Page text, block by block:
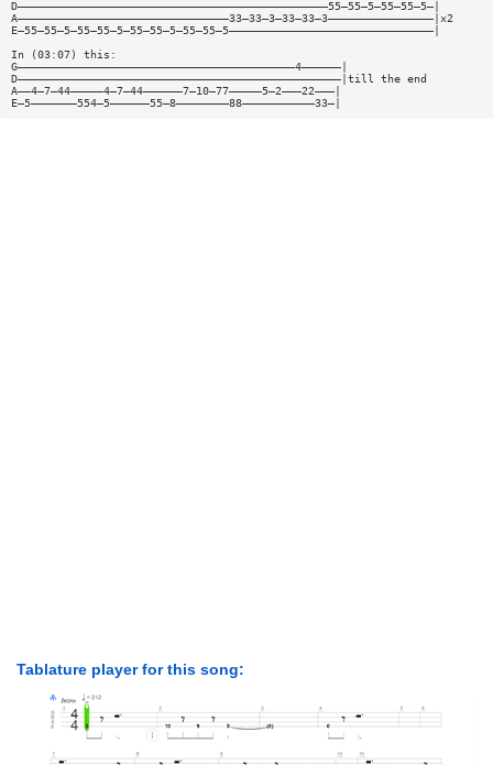
D———————————————————————————————————————————————55—55—5—55—55—5—|
A————————————————————————————————33—33—3—33—33—3————————————————|x2
E—55—55—5—55—55—5—55—55—5—55—55—5———————————————————————————————|
In (03:07) this:
G——————————————————————————————————————————4——————|
D—————————————————————————————————————————————————|till the end
A——4—7—44—————4—7—44——————7—10—77—————5—2———22———|
E—5———————554—5——————55—8————————88———————————33—|
Tablature player for this song: